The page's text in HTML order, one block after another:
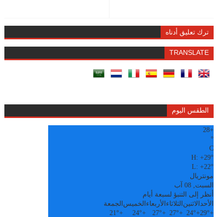
ترك تعليق أدناه
TRANSLATE
الطقس اليوم
+
28
°
C
H:+29°
L:+22°
مونتريال
السبت, 08 آب
أنظر إلى التنبؤ لسبعة أيام
الأحدالاثنين الثلاثاء الأربعاء الخميس الجمعة
+
29°
+
24°
+
27°
+
27°
+
24°
+
21°